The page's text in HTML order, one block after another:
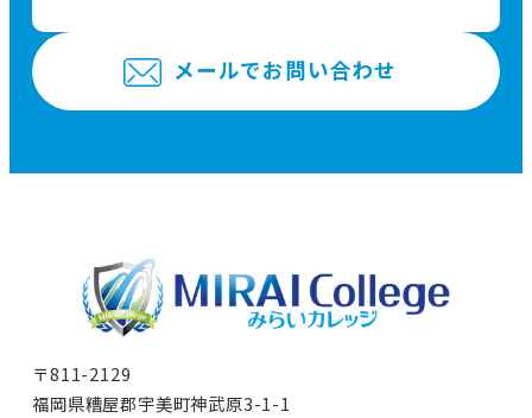
メールでお問い合わせ
〒811-2129
福岡県糟屋郡宇美町神武原3-1-1